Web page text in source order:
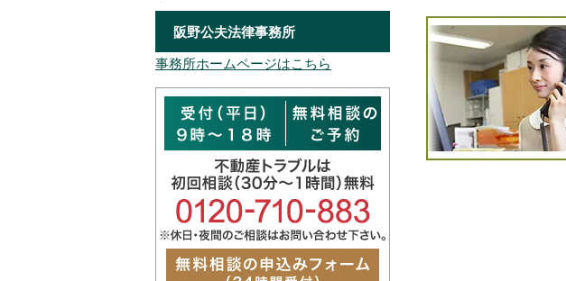
阪野公夫法律事務所
事務所ホームページはこちら